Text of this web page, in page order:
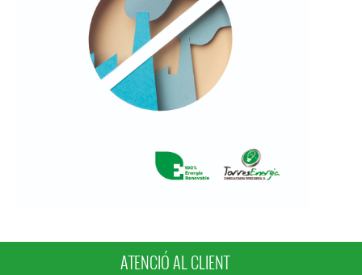
ATENCIÓ AL CLIENT